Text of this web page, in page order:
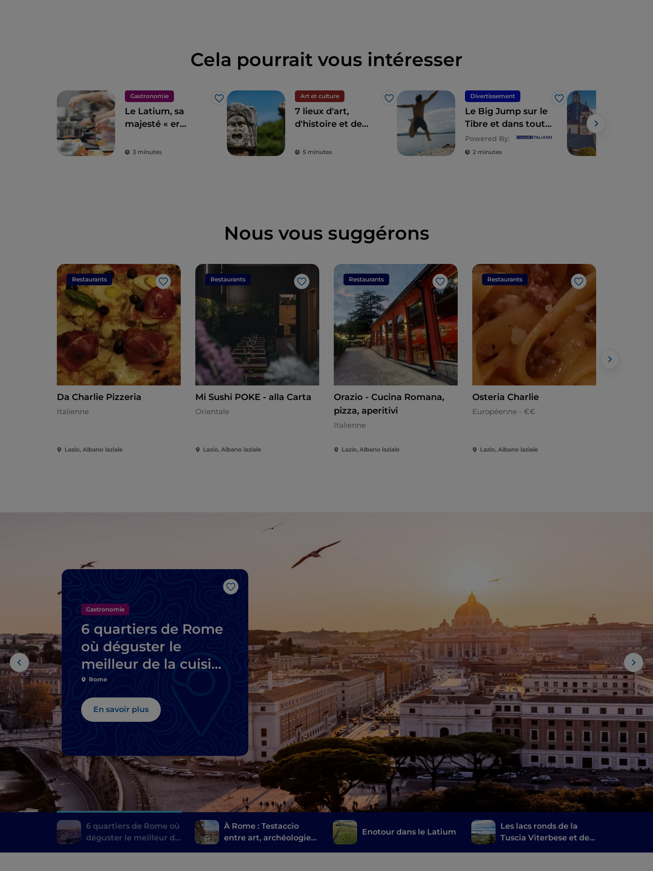
Cela pourrait vous intéresser
Gastronomie
J’aime
Le Latium, sa
majesté « er
l'artichaut
3 minutes
Art et culture
J’aime
7 lieux d'art,
d'histoire et de
heure de Rome
5 minutes
Divertissement
J’aime
Le Big Jump sur le
Tibre et dans toute
l'Europe
Powered By:
2 minutes
Nous vous suggérons
Restaurants
J’aime
Da Charlie Pizzeria
Italienne
Lazio, Albano laziale
Restaurants
J’aime
Mi Sushi POKE - alla Carta
Orientale
Lazio, Albano laziale
Restaurants
J’aime
Orazio - Cucina Romana,
pizza, aperitivi
Italienne
Lazio, Albano laziale
Restaurants
J’aime
Osteria Charlie
Européenne - €€
Lazio, Albano laziale
J’aime
Gastronomie
6 quartiers de Rome
où déguster le
meilleur de la cuisine
typique
Rome
En savoir plus
6 quartiers de Rome où
déguster le meilleur de
À Rome : Testaccio
entre art, archéologie
Enotour dans le Latium
Les lacs ronds de la
Tuscia Viterbese et des